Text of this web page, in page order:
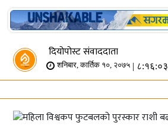
दियोपोस्ट संवाददाता
शनिबार, कार्तिक १०, २०७५ | ८:१६:०३